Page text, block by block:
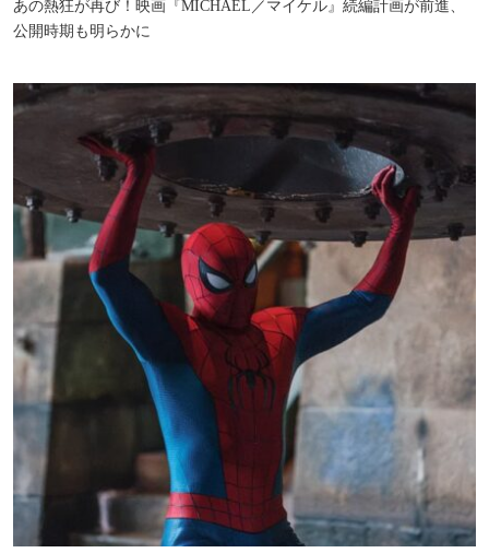
あの熱狂が再び！映画『MICHAEL／マイケル』続編計画が前進、
公開時期も明らかに